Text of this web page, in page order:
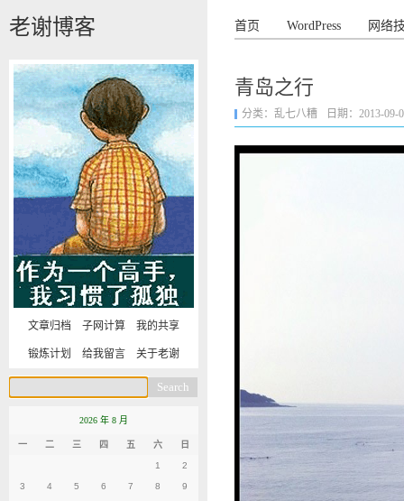
老谢博客 首页 WordPress 网络
青岛之行
分类： 乱七八糟 日期：2013-09-
文章归档 子网计算 我的共享
锻炼计划 给我留言 关于老谢
2026 年 8 月
一 二 三 四 五 六 日
1 2
3 4 5 6 7 8 9